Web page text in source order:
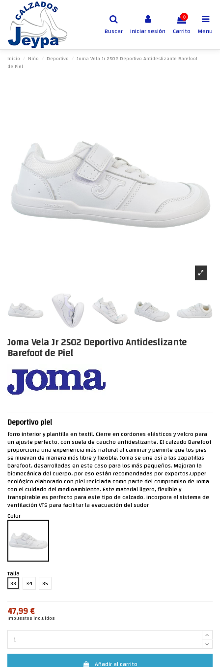
Buscar Iniciar sesión
0
Carrito Menu
Inicio Niño Deportivo
Joma Vela Jr 2502 Deportivo Antideslizante Barefoot
de Piel
Joma Vela Jr 2502 Deportivo Antideslizante
Barefoot de Piel
Deportivo piel
forro interior y plantilla en textil. Cierre en cordones elásticos y velcro para
un ajuste perfecto, con suela de caucho antideslizante. El calzado Barefoot
proporciona una experiencia más natural al caminar y permite que los pies
se muevan de manera más libre y flexible. Joma se une así a las zapatillas
barefoot, desarrolladas en este caso para los más pequeños. Mejoran la
biomecánica del cuerpo, por eso están recomendadas por expertos.Upper
ecológico elaborado con piel reciclada como parte del compromiso de Joma
con el cuidado del medioambiente. Este material ligero, flexible y
transpirable es perfecto para este tipo de calzado. Incorpora el sistema de
ventilación VTS para facilitar la evacuación del sudor
Color
Talla
33
34 35
47,99 €
Impuestos incluidos
Añadir al carrito